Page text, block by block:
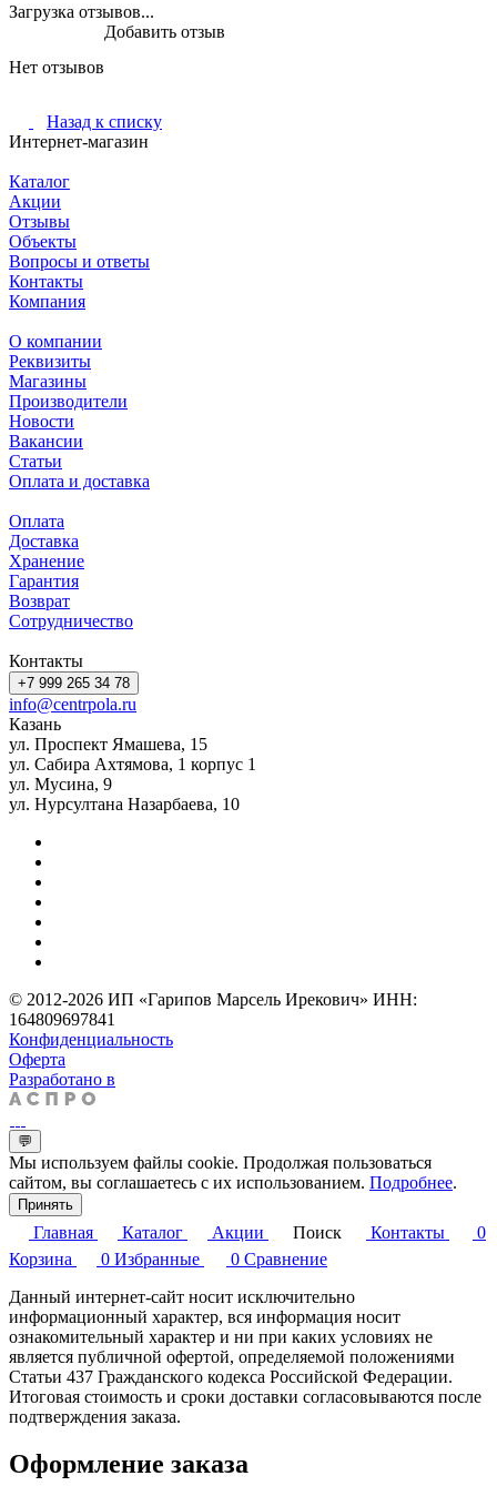
Загрузка отзывов...
Нет отзывов
Добавить отзыв
Назад к списку
Интернет-магазин
Каталог
Акции
Отзывы
Объекты
Вопросы и ответы
Контакты
Компания
О компании
Реквизиты
Магазины
Производители
Новости
Вакансии
Статьи
Оплата и доставка
Оплата
Доставка
Хранение
Гарантия
Возврат
Сотрудничество
Контакты
+7 999 265 34 78
info@centrpola.ru
Казань
ул. Проспект Ямашева, 15
ул. Сабира Ахтямова, 1 корпус 1
ул. Мусина, 9
ул. Нурсултана Назарбаева, 10
© 2012-2026 ИП «Гарипов Марсель Ирекович» ИНН:
164809697841
Конфиденциальность
Оферта
Разработано в
💬
Мы используем файлы cookie. Продолжая пользоваться
сайтом, вы соглашаетесь с их использованием. Подробнее.
Принять
Главная Каталог Акции Поиск Контакты
0
Корзина
0 Избранные 0 Сравнение
Данный интернет-сайт носит исключительно
информационный характер, вся информация носит
ознакомительный характер и ни при каких условиях не
является публичной офертой, определяемой положениями
Статьи 437 Гражданского кодекса Российской Федерации.
Итоговая стоимость и сроки доставки согласовываются после
подтверждения заказа.
Оформление заказа